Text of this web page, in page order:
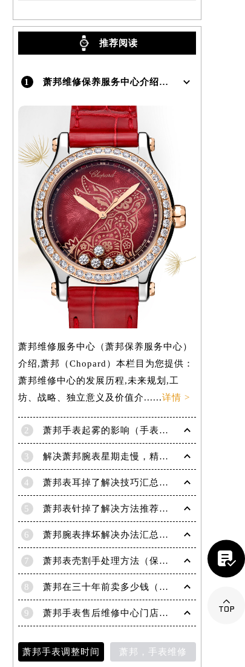
推荐阅读
1 萧邦维修保养服务中心介绍 | Chopard
萧邦维修服务中心（萧邦保养服务中心）
介绍,萧邦（Chopard）本栏目为您提供：
萧邦维修中心的发展历程,未来规划,工
坊、战略、独立意义及价值介......详情 >
2 萧邦手表起雾的影响（手表起雾维护建议）
3 解决萧邦腕表星期走慢，精准调校秘籍在这里
4 萧邦表耳掉了解决技巧汇总（轻松修复爱表的小妙招）
5 萧邦表针掉了解决方法推荐（轻松修复你的爱表）
6 萧邦腕表摔坏解决办法汇总（专业修复与日常保养技巧）
7 萧邦表壳割手处理方法（保养与修复技巧指南）
8 萧邦在三十年前卖多少钱（名表价格变迁的历史洞察）
9 萧邦手表售后维修中心门店地址
萧邦手表调整时间 萧邦，手表维修

